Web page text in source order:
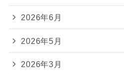
2026年6月
2026年5月
2026年3月